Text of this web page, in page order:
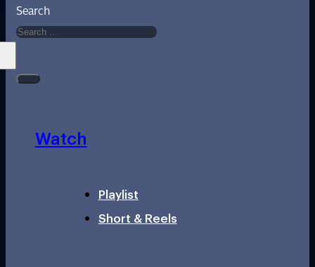
Search
Watch
Playlist
Short & Reels